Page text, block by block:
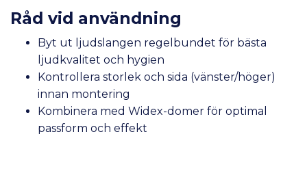
Råd vid användning
Byt ut ljudslangen regelbundet för bästa
ljudkvalitet och hygien
Kontrollera storlek och sida (vänster/höger)
innan montering
Kombinera med Widex-domer för optimal
passform och effekt